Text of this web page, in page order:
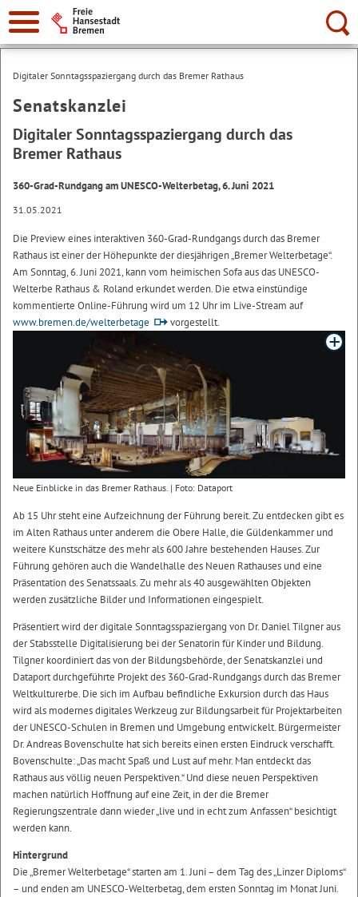
Suche:
Digitaler Sonntagsspaziergang durch das Bremer Rathaus
Senatskanzlei
Digitaler Sonntagsspaziergang durch das
Bremer Rathaus
360-Grad-Rundgang am UNESCO-Welterbetag, 6. Juni 2021
31.05.2021
Die Preview eines interaktiven 360-Grad-Rundgangs durch das Bremer
Rathaus ist einer der Höhepunkte der diesjährigen „Bremer Welterbetage“.
Am Sonntag, 6. Juni 2021, kann vom heimischen Sofa aus das UNESCO-
Welterbe Rathaus & Roland erkundet werden. Die etwa einstündige
kommentierte Online-Führung wird um 12 Uhr im Live-Stream auf
www.bremen.de/welterbetage
vorgestellt.
Neue Einblicke in das Bremer Rathaus. | Foto: Dataport
Ab 15 Uhr steht eine Aufzeichnung der Führung bereit. Zu entdecken gibt es
im Alten Rathaus unter anderem die Obere Halle, die Güldenkammer und
weitere Kunstschätze des mehr als 600 Jahre bestehenden Hauses. Zur
Führung gehören auch die Wandelhalle des Neuen Rathauses und eine
Präsentation des Senatssaals. Zu mehr als 40 ausgewählten Objekten
werden zusätzliche Bilder und Informationen eingespielt.
Präsentiert wird der digitale Sonntagsspaziergang von Dr. Daniel Tilgner aus
der Stabsstelle Digitalisierung bei der Senatorin für Kinder und Bildung.
Tilgner koordiniert das von der Bildungsbehörde, der Senatskanzlei und
Dataport durchgeführte Projekt des 360-Grad-Rundgangs durch das Bremer
Weltkulturerbe. Die sich im Aufbau befindliche Exkursion durch das Haus
wird als modernes digitales Werkzeug zur Bildungsarbeit für Projektarbeiten
der UNESCO-Schulen in Bremen und Umgebung entwickelt. Bürgermeister
Dr. Andreas Bovenschulte hat sich bereits einen ersten Eindruck verschafft.
Bovenschulte: „Das macht Spaß und Lust auf mehr. Man entdeckt das
Rathaus aus völlig neuen Perspektiven.“ Und diese neuen Perspektiven
machen natürlich Hoffnung auf eine Zeit, in der die Bremer
Regierungszentrale dann wieder „live und in echt zum Anfassen“ besichtigt
werden kann.
Hintergrund
Die „Bremer Welterbetage“ starten am 1. Juni – dem Tag des „Linzer Diploms“
– und enden am UNESCO-Welterbetag, dem ersten Sonntag im Monat Juni.